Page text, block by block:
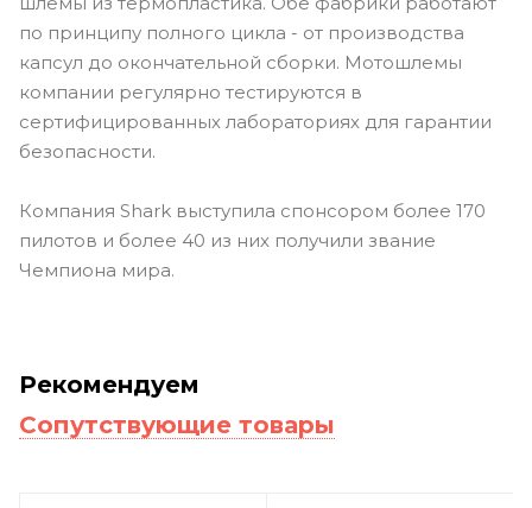
по принципу полного цикла - от производства
капсул до окончательной сборки. Мотошлемы
компании регулярно тестируются в
сертифицированных лабораториях для гарантии
безопасности.
Компания Shark выступила спонсором более 170
пилотов и более 40 из них получили звание
Чемпиона мира.
Рекомендуем
Сопутствующие товары